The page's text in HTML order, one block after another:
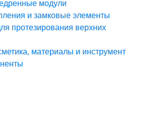
модули
и замковые элементы
протезирования верхних
материалы и инструмент